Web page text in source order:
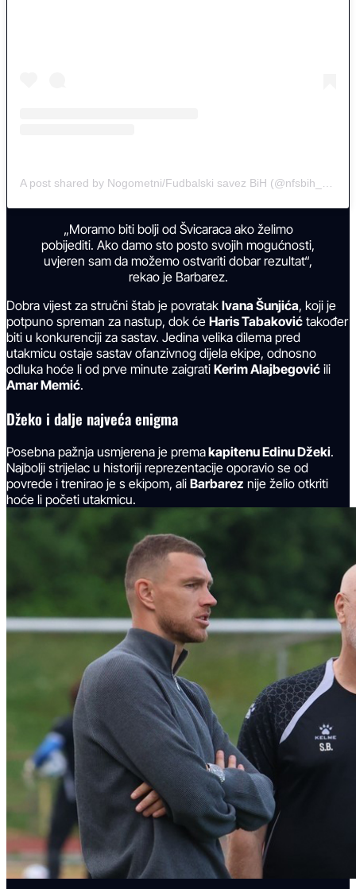
„Moramo biti bolji od Švicaraca ako želimo
pobijediti. Ako damo sto posto svojih mogućnosti,
uvjeren sam da možemo ostvariti dobar rezultat“,
rekao je Barbarez.
Dobra vijest za stručni štab je povratak Ivana Šunjića, koji je
potpuno spreman za nastup, dok će Haris Tabaković također
biti u konkurenciji za sastav. Jedina velika dilema pred
utakmicu ostaje sastav ofanzivnog dijela ekipe, odnosno
odluka hoće li od prve minute zaigrati Kerim Alajbegović ili
Amar Memić.
Džeko i dalje najveća enigma
Posebna pažnja usmjerena je premakapitenu Edinu Džeki.
Najbolji strijelac u historiji reprezentacije oporavio se od
povrede i trenirao je s ekipom, ali Barbarez nije želio otkriti
hoće li početi utakmicu.